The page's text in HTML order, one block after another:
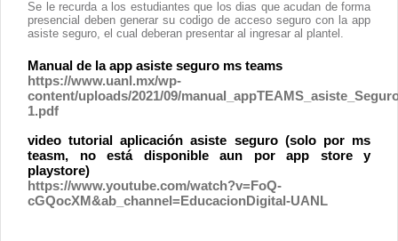
Se le recurda a los estudiantes que los dias que acudan de forma
presencial deben generar su codigo de acceso seguro con la app
asiste seguro, el cual deberan presentar al ingresar al plantel.
Manual de la app asiste seguro ms teams
https://www.uanl.mx/wp-
content/uploads/2021/09/
1.pdf
video tutorial aplicación asiste seguro (solo por ms
teasm, no está disponible aun por app store y
playstore)
https://www.youtube.com/watch?v=FoQ-
cGQocXM&ab_channel=EducacionDigital-UANL